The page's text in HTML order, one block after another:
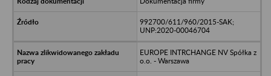
992700/611/960/2015-SAK;
UNP:2020-00046704
EUROPE INTRCHANGE NV Spółka z
o.o. - Warszawa